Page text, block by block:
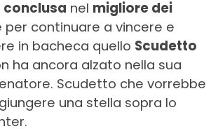
conclusa nel migliore dei
per continuare a vincere e
in bacheca quello Scudetto
ha ancora alzato nella sua
Scudetto che vorrebbe
una stella sopra lo